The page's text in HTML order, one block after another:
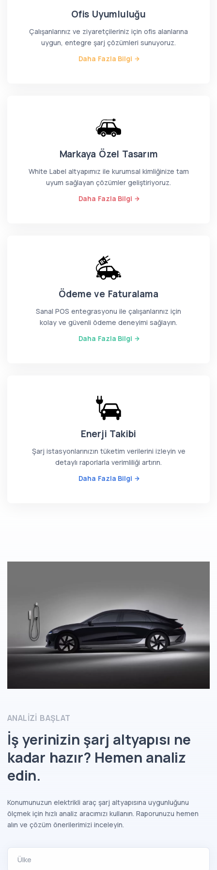
Ofis Uyumluluğu
Çalışanlarınız ve ziyaretçileriniz için ofis alanlarına
uygun, entegre şarj çözümleri sunuyoruz.
Daha Fazla Bilgi
Markaya Özel Tasarım
White Label altyapımız ile kurumsal kimliğinize tam
uyum sağlayan çözümler geliştiriyoruz.
Daha Fazla Bilgi
Ödeme ve Faturalama
Sanal POS entegrasyonu ile çalışanlarınız için
kolay ve güvenli ödeme deneyimi sağlayın.
Daha Fazla Bilgi
Enerji Takibi
Şarj istasyonlarınızın tüketim verilerini izleyin ve
detaylı raporlarla verimliliği artırın.
Daha Fazla Bilgi
ANALIZI BAŞLAT
İş yerinizin şarj altyapısı ne
kadar hazır? Hemen analiz
edin.
Konumunuzun elektrikli araç şarj altyapısına uygunluğunu
ölçmek için hızlı analiz aracımızı kullanın. Raporunuzu hemen
alın ve çözüm önerilerimizi inceleyin.
Ülke